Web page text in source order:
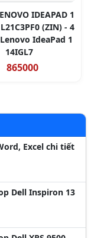
IDEAPAD 1
(ZIN) - 4
IdeaPad 1
14IGL7
865000
Excel chi tiết
Dell Inspiron 13